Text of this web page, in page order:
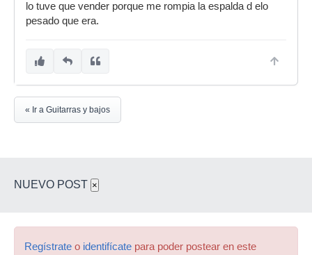
lo tuve que vender porque me rompia la espalda d elo
pesado que era.
« Ir a Guitarras y bajos
NUEVO POST ×
Regístrate o identifícate para poder postear en este